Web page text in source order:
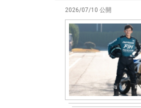
2026/07/10 公開